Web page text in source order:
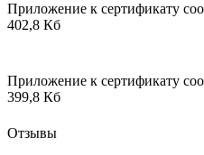
Приложение к сертификату
402,8 Кб
Приложение к сертификату
399,8 Кб
Отзывы